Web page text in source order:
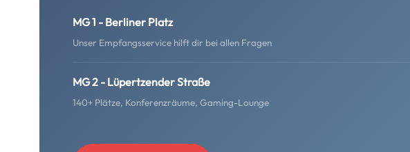
MG 1 - Berliner Platz
Unser Empfangsservice hilft dir bei allen Fragen
MG 2 - Lüpertzender Straße
140+ Plätze, Konferenzräume, Gaming-Lounge